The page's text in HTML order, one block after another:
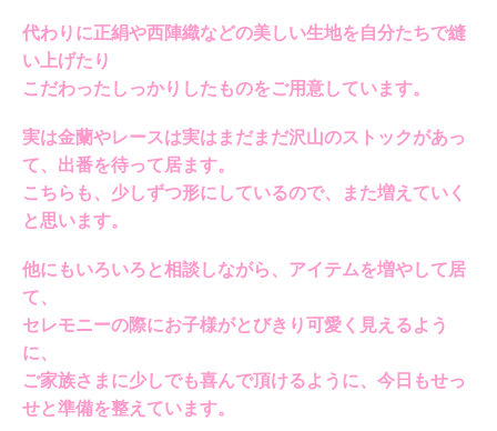
代わりに正絹や西陣織などの美しい生地を自分たちで縫
い上げたり
こだわったしっかりしたものをご用意しています。
実は金蘭やレースは実はまだまだ沢山のストックがあっ
て、出番を待って居ます。
こちらも、少しずつ形にしているので、また増えていく
と思います。
他にもいろいろと相談しながら、アイテムを増やして居
て、
セレモニーの際にお子様がとびきり可愛く見えるよう
に、
ご家族さまに少しでも喜んで頂けるように、今日もせっ
せと準備を整えています。